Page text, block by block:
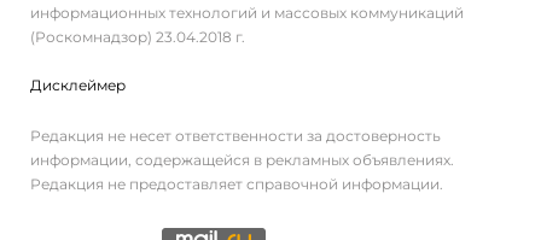
информационных технологий и массовых коммуникаций
(Роскомнадзор) 23.04.2018 г.
Дисклеймер
Редакция не несет ответственности за достоверность
информации, содержащейся в рекламных объявлениях.
Редакция не предоставляет справочной информации.